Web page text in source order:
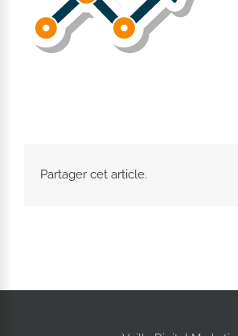
Partager cet article.